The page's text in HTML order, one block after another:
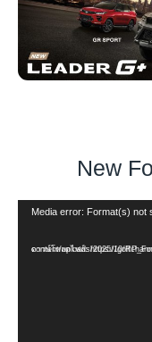
New
Media error: Format(s) not
ดาวน์โหลดไฟล์: https://golfchannel-th.com/wp-